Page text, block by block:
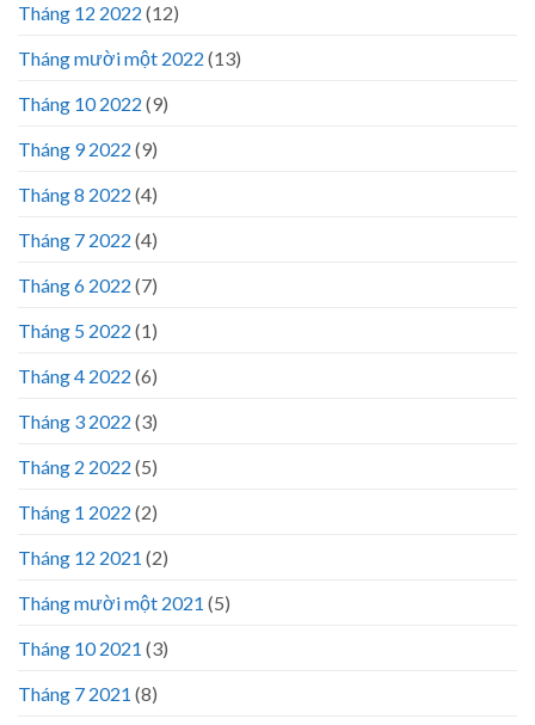
Tháng 12 2022 (12)
Tháng mười một 2022 (13)
Tháng 10 2022 (9)
Tháng 9 2022 (9)
Tháng 8 2022 (4)
Tháng 7 2022 (4)
Tháng 6 2022 (7)
Tháng 5 2022 (1)
Tháng 4 2022 (6)
Tháng 3 2022 (3)
Tháng 2 2022 (5)
Tháng 1 2022 (2)
Tháng 12 2021 (2)
Tháng mười một 2021 (5)
Tháng 10 2021 (3)
Tháng 7 2021 (8)